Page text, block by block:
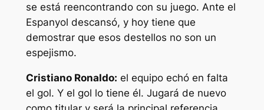
se está reencontrando con su juego. Ante el
Espanyol descansó, y hoy tiene que
demostrar que esos destellos no son un
espejismo.
Cristiano Ronaldo: el equipo echó en falta
el gol. Y el gol lo tiene él. Jugará de nuevo